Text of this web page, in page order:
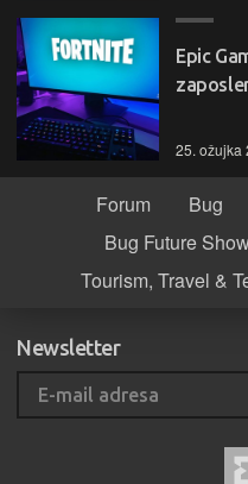
Epic
25. ožujka
Forum Bug
Bug Future
Tourism, Travel &
Newsletter